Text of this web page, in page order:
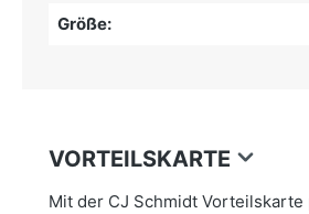
Größe:
VORTEILSKARTE
Mit der CJ Schmidt